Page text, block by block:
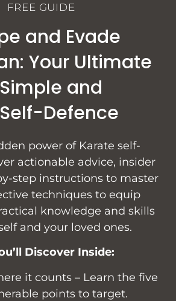
FREE GUIDE
and Evade
Your Ultimate
and
Defence
power of Karate self-
actionable advice, insider
step instructions to master
techniques to equip
knowledge and skills
and your loved ones.
Discover Inside:
it counts – Learn the five
points to target.